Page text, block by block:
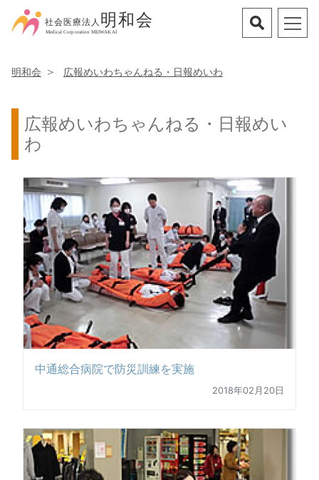
明和会 広報めいわちゃんねる・日報めいわ
広報めいわちゃんねる・日報めい
わ
中通総合病院で防災訓練を実施
2018年02月20日